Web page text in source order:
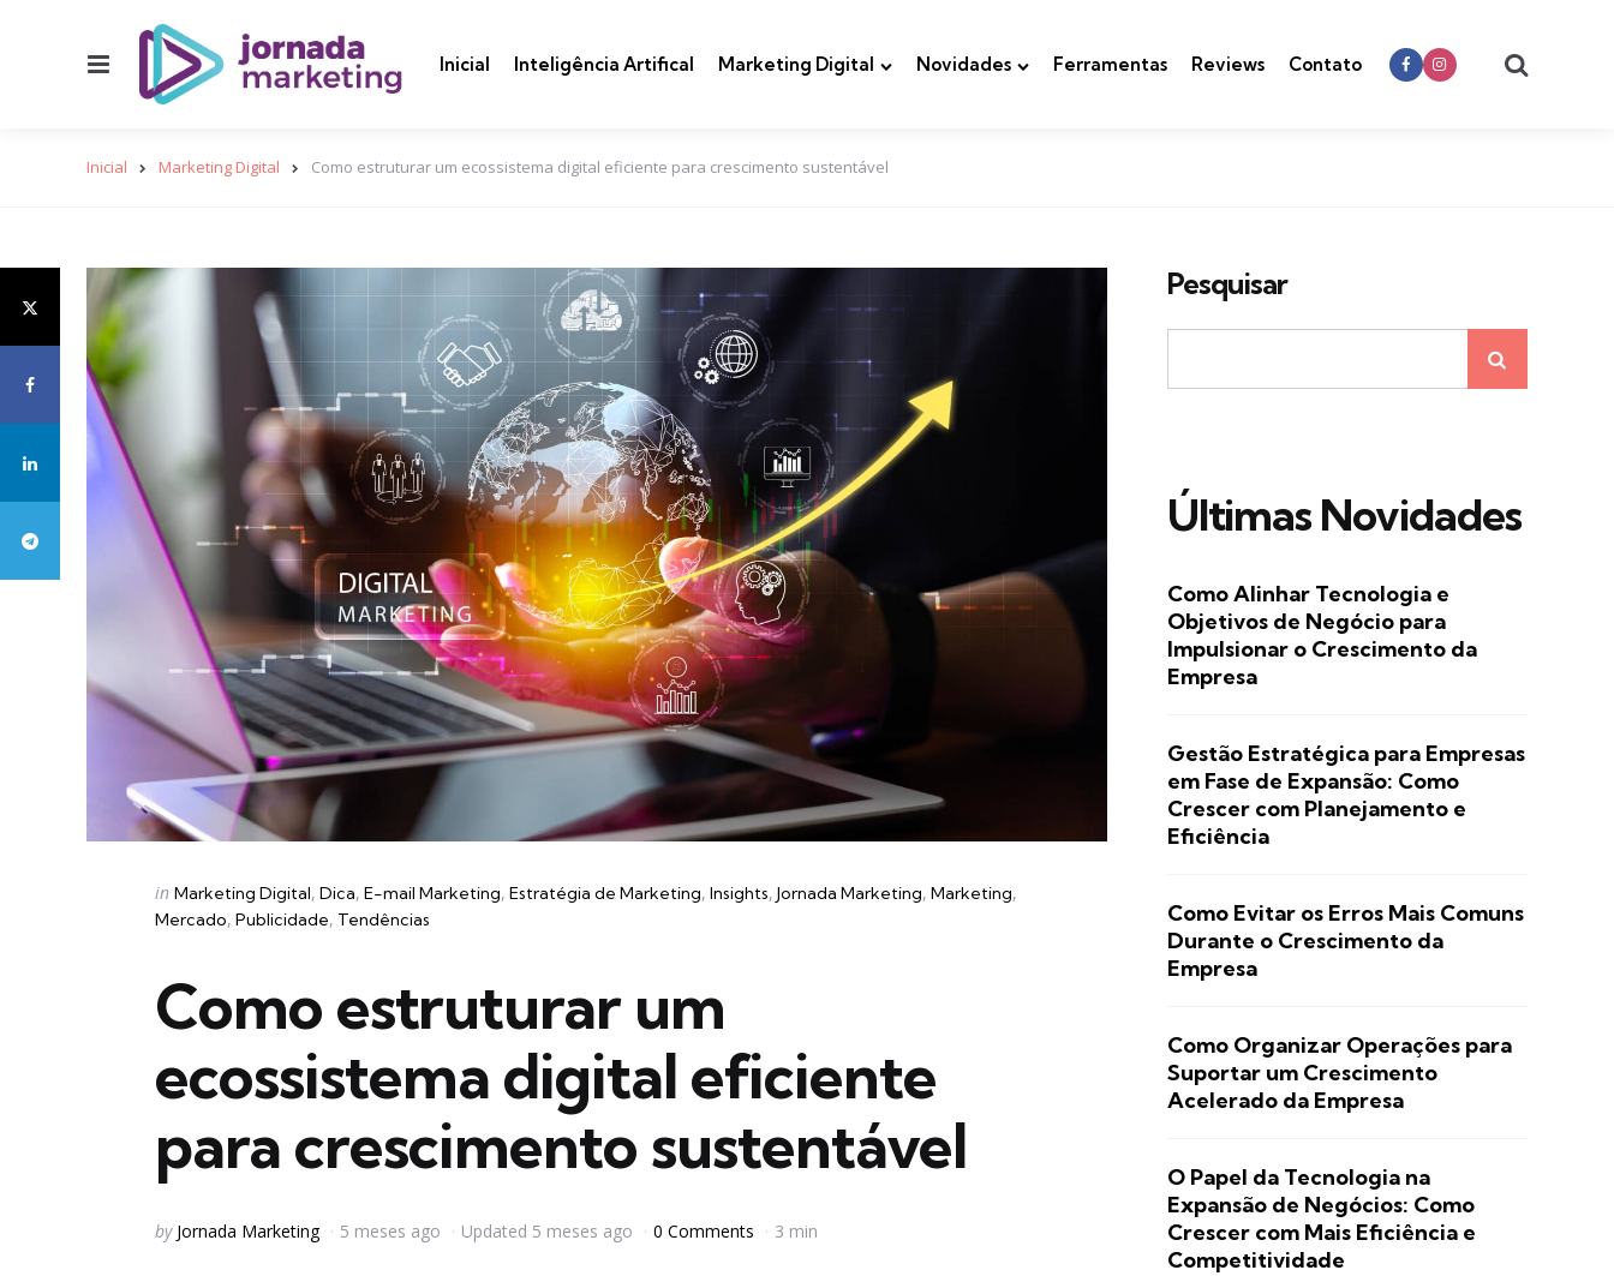
Inicial Inteligência Artifical Marketing Digital Novidades Ferramentas Reviews Contato
Inicial Marketing Digital Como estruturar um ecossistema digital eficiente para crescimento sustentável
Categories
Posted
in
in Marketing Digital Dica E-mail Marketing Estratégia de Marketing Insights Jornada Marketing Marketing
Mercado Publicidade Tendências
Como estruturar um
ecossistema digital eficiente
para crescimento sustentável
Posted
by Jornada Marketing 5 meses ago Updated 5 meses ago 0 Comments 3 min
Pesquisar
Últimas Novidades
Como Alinhar Tecnologia e
Objetivos de Negócio para
Impulsionar o Crescimento da
Empresa
Gestão Estratégica para Empresas
em Fase de Expansão: Como
Crescer com Planejamento e
Eficiência
Como Evitar os Erros Mais Comuns
Durante o Crescimento da
Empresa
Como Organizar Operações para
Suportar um Crescimento
Acelerado da Empresa
O Papel da Tecnologia na
Expansão de Negócios: Como
Crescer com Mais Eficiência e
Competitividade